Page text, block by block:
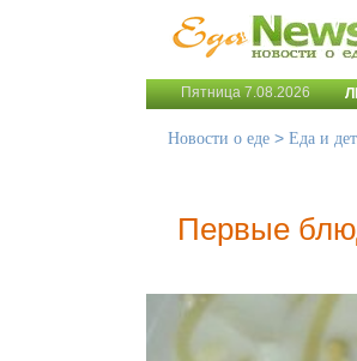
Пятница 7.08.2026
Новости о еде > Еда и
Первые